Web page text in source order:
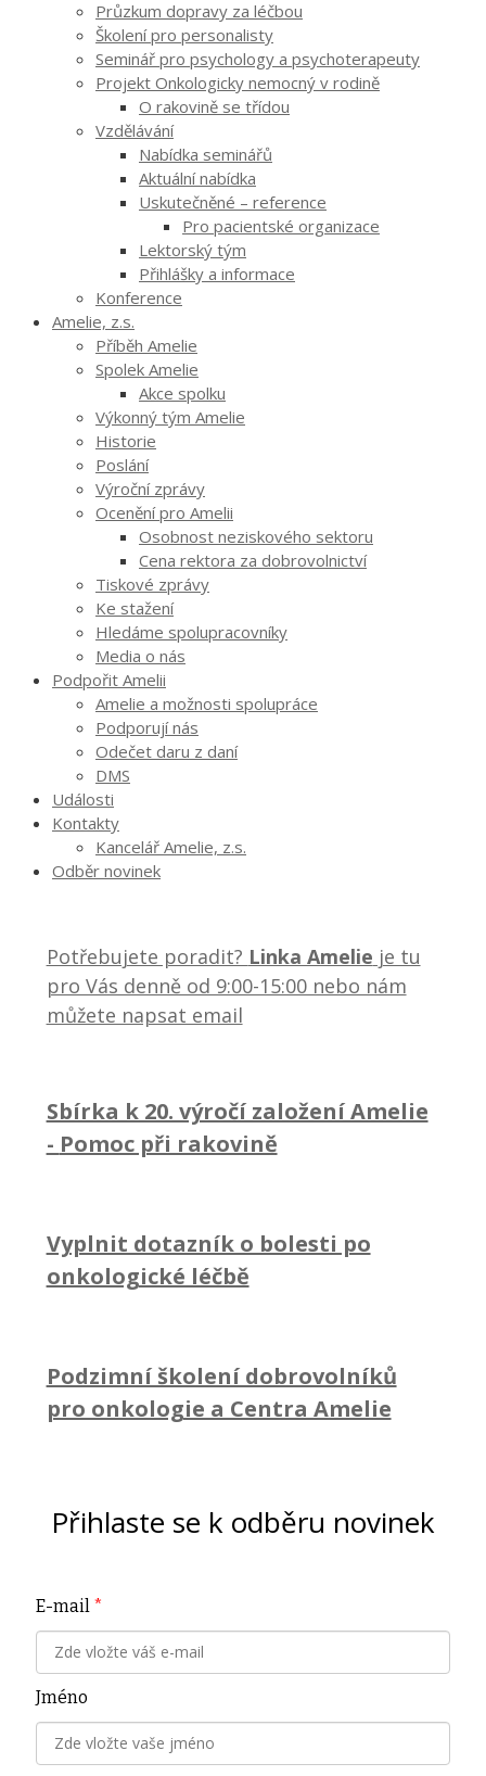
Průzkum dopravy za léčbou
Školení pro personalisty
Seminář pro psychology a psychoterapeuty
Projekt Onkologicky nemocný v rodině
O rakovině se třídou
Vzdělávání
Nabídka seminářů
Aktuální nabídka
Uskutečněné – reference
Pro pacientské organizace
Lektorský tým
Přihlášky a informace
Konference
Amelie, z.s.
Příběh Amelie
Spolek Amelie
Akce spolku
Výkonný tým Amelie
Historie
Poslání
Výroční zprávy
Ocenění pro Amelii
Osobnost neziskového sektoru
Cena rektora za dobrovolnictví
Tiskové zprávy
Ke stažení
Hledáme spolupracovníky
Media o nás
Podpořit Amelii
Amelie a možnosti spolupráce
Podporují nás
Odečet daru z daní
DMS
Události
Kontakty
Kancelář Amelie, z.s.
Odběr novinek
Potřebujete poradit? Linka Amelie je tu
pro Vás denně od 9:00-15:00 nebo nám
můžete napsat email
Sbírka k 20. výročí založení Amelie
- Pomoc při rakovině
Vyplnit dotazník o bolesti po
onkologické léčbě
Podzimní školení dobrovolníků
pro onkologie a Centra Amelie
Přihlaste se k odběru novinek
E-mail *
Jméno